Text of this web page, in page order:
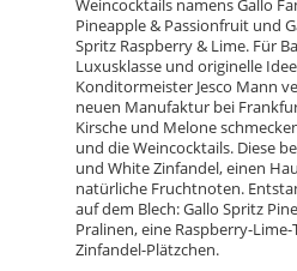
Weincocktails namens Gallo
Pineapple & Passionfruit und
Spritz Raspberry & Lime. Für
Luxusklasse und originelle
Konditormeister Jesco Mann
neuen Manufaktur bei
Kirsche und Melone
und die Weincocktails. Diese
und White Zinfandel, einen
natürliche Fruchtnoten.
auf dem Blech: Gallo Spritz
Pralinen, eine Raspberry-
Zinfandel-Plätzchen.